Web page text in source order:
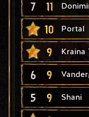
7 11
10 Portal
9 Kraina
6 9
5 9 Shani